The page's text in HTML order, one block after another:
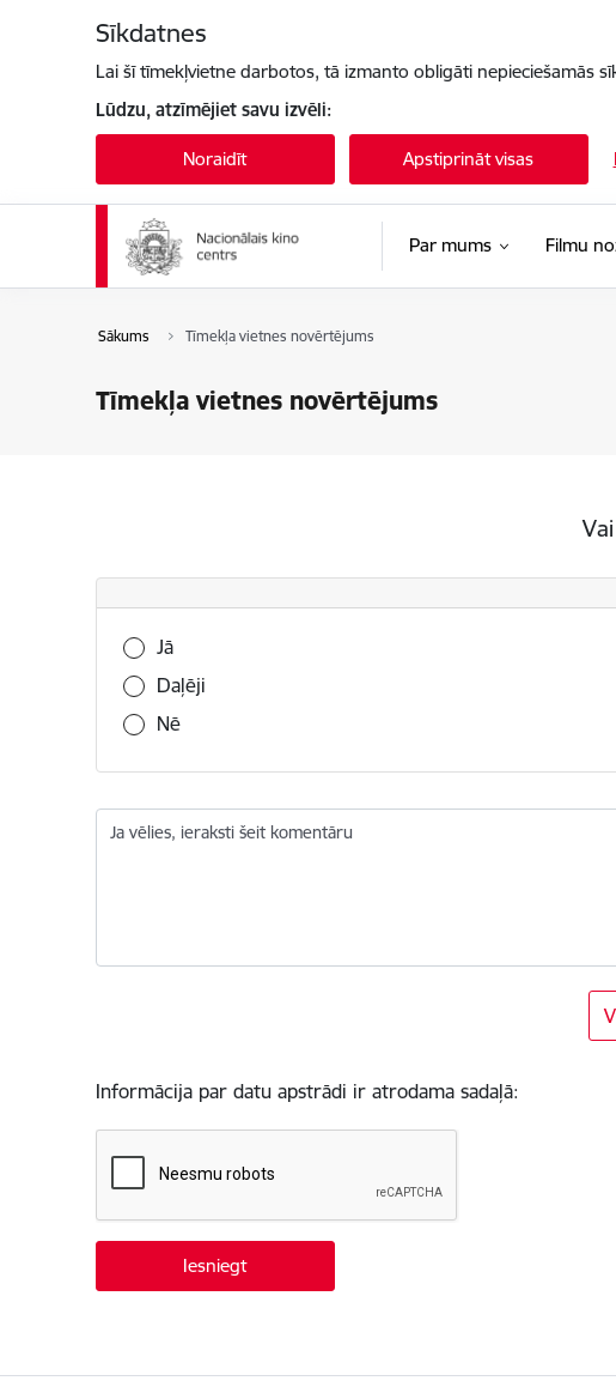
Sīkdatnes
Lai šī tīmekļvietne darbotos, tā izmanto obligāti nepieciešamās
Lūdzu, atzīmējiet savu izvēli:
Noraidīt Apstiprināt visas
Par mums Filmu
Sākums Tīmekļa vietnes novērtējums
Tīmekļa vietnes novērtējums
Vai šī informācija bija noderīga?
Jā
Daļēji
Nē
Ja vēlies, ieraksti šeit komentāru
Informācija par datu apstrādi ir atrodama sadaļā: